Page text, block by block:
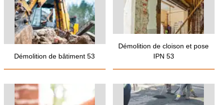
Démolition de bâtiment 53
Démolition de cloison et pose
IPN 53